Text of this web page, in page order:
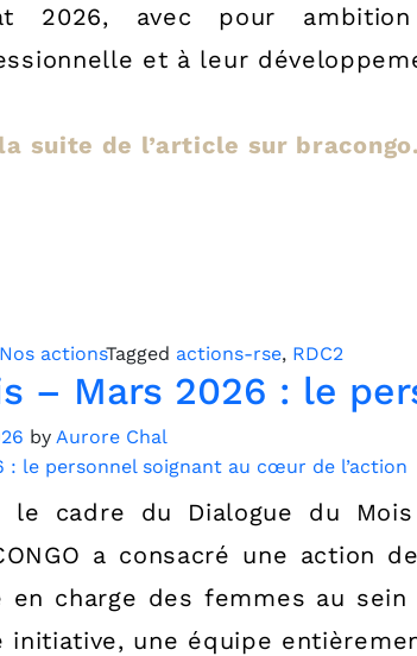
2026, avec pour
et à leur
suite de l’article sur
Nos actionsTagged actions-rse, RDC2
– Mars 2026 : le
by Aurore Chal
le cadre du Dialogue du
a consacré une action
en charge des femmes au
initiative, une équipe